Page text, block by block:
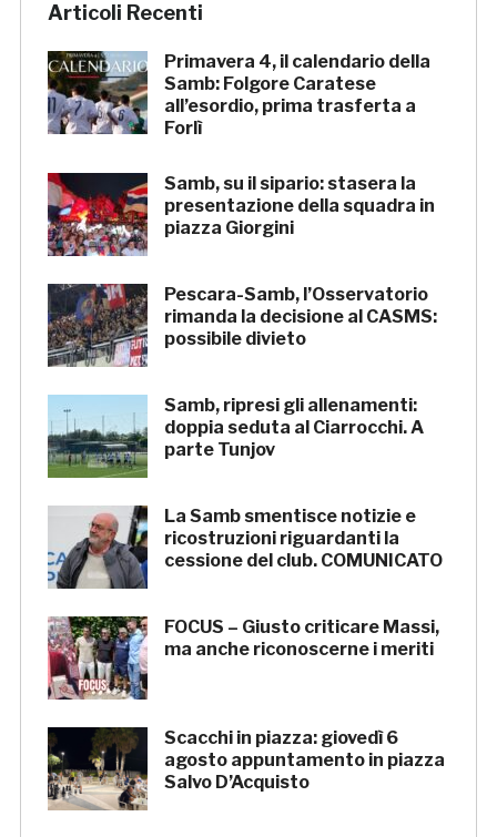
Articoli Recenti
Primavera 4, il calendario della
Samb: Folgore Caratese
all’esordio, prima trasferta a
Forlì
Samb, su il sipario: stasera la
presentazione della squadra in
piazza Giorgini
Pescara-Samb, l’Osservatorio
rimanda la decisione al CASMS:
possibile divieto
Samb, ripresi gli allenamenti:
doppia seduta al Ciarrocchi. A
parte Tunjov
La Samb smentisce notizie e
ricostruzioni riguardanti la
cessione del club. COMUNICATO
FOCUS – Giusto criticare Massi,
ma anche riconoscerne i meriti
Scacchi in piazza: giovedì 6
agosto appuntamento in piazza
Salvo D’Acquisto